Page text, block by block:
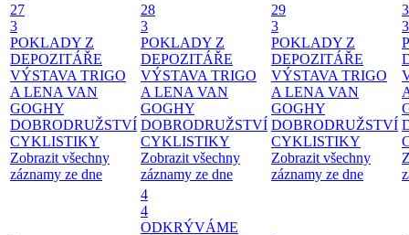
27
3
POKLADY Z
DEPOZITÁŘE
VÝSTAVA TRIGO
A LENA VAN
GOGHY
DOBRODRUŽSTVÍ
CYKLISTIKY
Zobrazit všechny
záznamy ze dne
28
3
POKLADY Z
DEPOZITÁŘE
VÝSTAVA TRIGO
A LENA VAN
GOGHY
DOBRODRUŽSTVÍ
CYKLISTIKY
Zobrazit všechny
záznamy ze dne
29
3
POKLADY Z
DEPOZITÁŘE
VÝSTAVA TRIGO
A LENA VAN
GOGHY
DOBRODRUŽSTVÍ
CYKLISTIKY
Zobrazit všechny
záznamy ze dne
3
4
4
ODKRÝVÁME